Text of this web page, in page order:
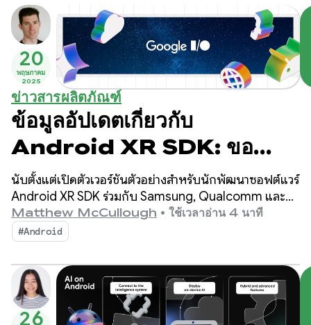
20
พฤษภาคม
2025
ข่าวสารผลิตภัณฑ์
ข้อมูลอัปเดตเกี่ยวกับ
Android XR SDK: ขอ
แนะนำเวอร์ชันตัวอย่างสำหรับ
นักพัฒนาซอฟต์แวร์ 2
นับตั้งแต่เปิดตัวเวอร์ชันตัวอย่างสำหรับนักพัฒนาซอฟต์แวร์
Android XR SDK ร่วมกับ Samsung, Qualcomm และ
Unity เมื่อปีที่แล้ว เราได้รับเสียงตอบรับที่น่าตื่นเต้น
มากมายจากชุมชน Android ในวงกว้าง
Matthew McCullough • ใช้เวลาอ่าน 4 นาที
#Android
26